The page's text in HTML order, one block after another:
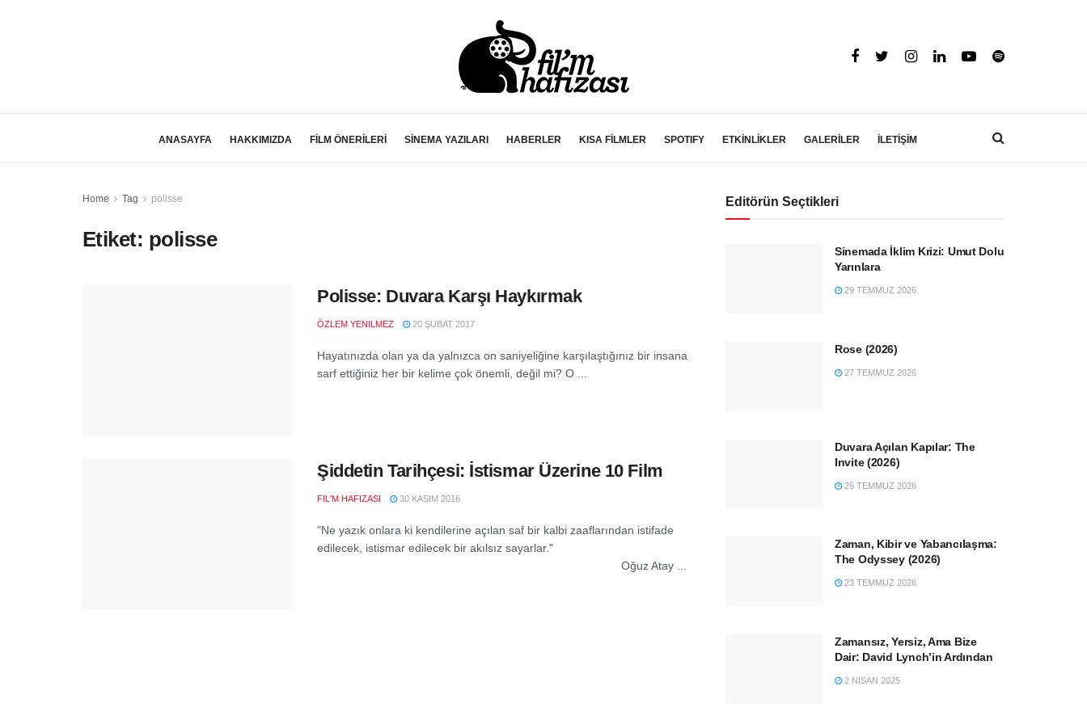
ANASAYFA HAKKIMIZDA FİLM ÖNERİLERİ SİNEMA YAZILARI HABERLER KISA FİLMLER SPOTIFY ETKİNLİKLER GALERİLER İLETİŞİM
Home Tag polisse
Etiket: polisse
Polisse: Duvara Karşı Haykırmak
ÖZLEM YENILMEZ 20 ŞUBAT 2017
Hayatınızda olan ya da yalnızca on saniyeliğine karşılaştığınız bir insana
sarf ettiğiniz her bir kelime çok önemli, değil mi? O ...
Şiddetin Tarihçesi: İstismar Üzerine 10 Film
FIL'M HAFIZASI 30 KASIM 2016
"Ne yazık onlara ki kendilerine açılan saf bir kalbi zaaflarından istifade
edilecek, istismar edilecek bir akılsız sayarlar."
Oğuz Atay ...
Editörün Seçtikleri
Sinemada İklim Krizi: Umut Dolu
Yarınlara
29 TEMMUZ 2026
Rose (2026)
27 TEMMUZ 2026
Duvara Açılan Kapılar: The
Invite (2026)
26 TEMMUZ 2026
Zaman, Kibir ve Yabancılaşma:
The Odyssey (2026)
23 TEMMUZ 2026
Zamansız, Yersiz, Ama Bize
Dair: David Lynch’in Ardından
2 NISAN 2025